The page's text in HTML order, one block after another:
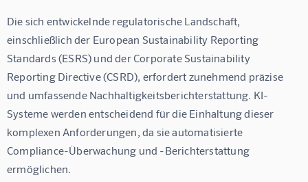
Die sich entwickelnde regulatorische Landschaft,
einschließlich der European Sustainability Reporting
Standards (ESRS) und der Corporate Sustainability
Reporting Directive (CSRD), erfordert zunehmend präzise
und umfassende Nachhaltigkeitsberichterstattung. KI-
Systeme werden entscheidend für die Einhaltung dieser
komplexen Anforderungen, da sie automatisierte
Compliance-Überwachung und -Berichterstattung
ermöglichen.